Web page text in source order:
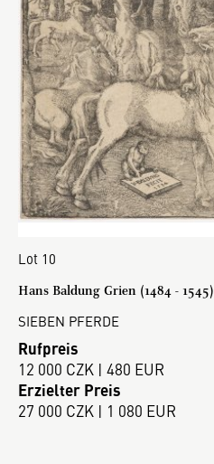
Lot 10
Hans Baldung Grien (1484 - 1545)
SIEBEN PFERDE
Rufpreis
12 000 CZK | 480 EUR
Erzielter Preis
27 000 CZK | 1 080 EUR